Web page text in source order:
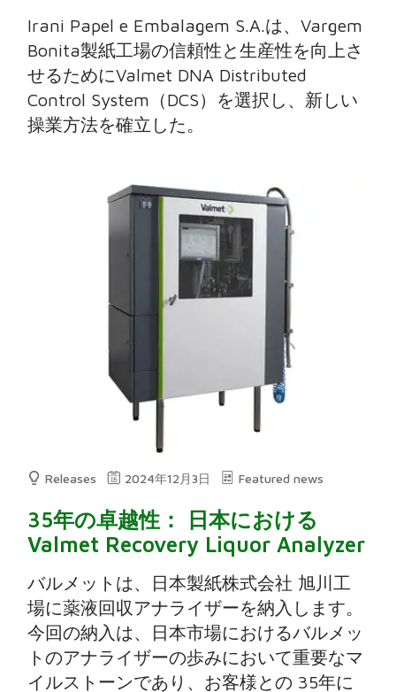
Irani Papel e Embalagem S.A.は、Vargem
Bonita製紙工場の信頼性と生産性を向上さ
せるためにValmet DNA Distributed
Control System（DCS）を選択し、新しい
操業方法を確立した。
Releases 2024年12月3日 Featured news
35年の卓越性： 日本における
Valmet Recovery Liquor Analyzer
バルメットは、日本製紙株式会社 旭川工
場に薬液回収アナライザーを納入します。
今回の納入は、日本市場におけるバルメッ
トのアナライザーの歩みにおいて重要なマ
イルストーンであり、お客様との 35年に